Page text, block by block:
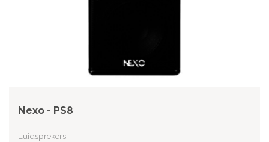
Nexo - PS8
Luidsprekers